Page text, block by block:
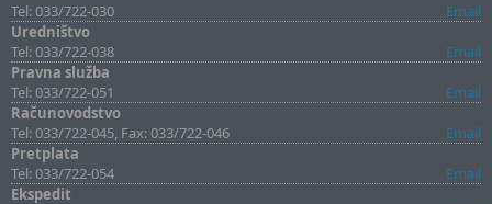
Tel: 033/722-030
Email
Uredništvo
Tel: 033/722-038
Email
Pravna služba
Tel: 033/722-051
Email
Računovodstvo
Tel: 033/722-045, Fax: 033/722-046
Email
Pretplata
Tel: 033/722-054
Email
Ekspedit